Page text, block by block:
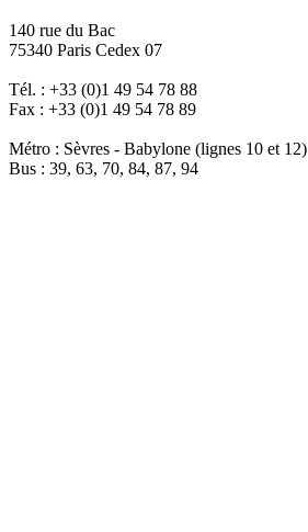
140 rue du Bac
75340 Paris Cedex 07
Tél. : +33 (0)1 49 54 78 88
Fax : +33 (0)1 49 54 78 89
Métro : Sèvres - Babylone (lignes 10 et 12)
Bus : 39, 63, 70, 84, 87, 94